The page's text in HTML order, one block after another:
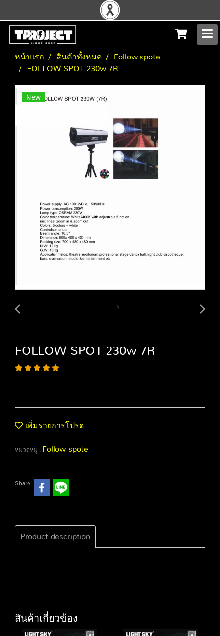
หน้าแรก สินค้าทั้งหมด
Follow spote
FOLLOW SPOT 230w 7R
New
FOLLOW SPOT 230w 7R
เพิ่มรายการโปรด
หมวดหมู่ : Follow spote
Share
Product description
สินค้าเกี่ยวข้อง